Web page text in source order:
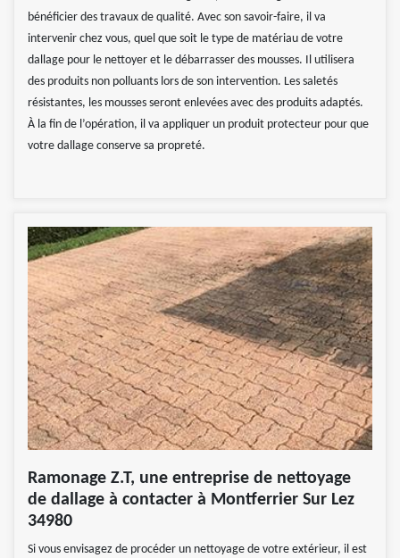
bénéficier des travaux de qualité. Avec son savoir-faire, il va
intervenir chez vous, quel que soit le type de matériau de votre
dallage pour le nettoyer et le débarrasser des mousses. Il utilisera
des produits non polluants lors de son intervention. Les saletés
résistantes, les mousses seront enlevées avec des produits adaptés.
À la fin de l’opération, il va appliquer un produit protecteur pour que
votre dallage conserve sa propreté.
Ramonage Z.T, une entreprise de nettoyage
de dallage à contacter à Montferrier Sur Lez
34980
Si vous envisagez de procéder un nettoyage de votre extérieur, il est